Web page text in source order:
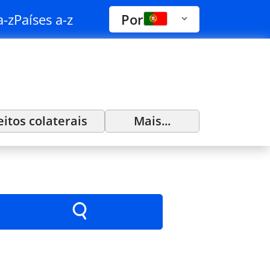
zPaíses a-z Por
colaterais Mais...